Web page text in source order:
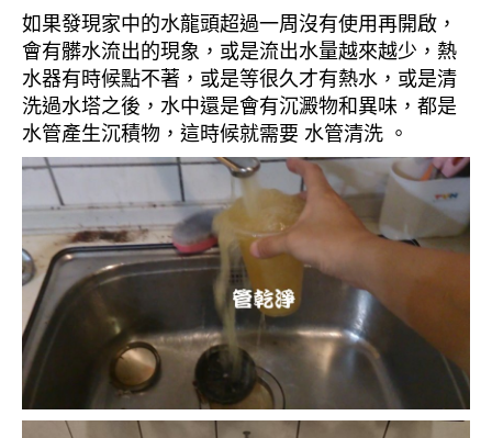
如果發現家中的水龍頭超過一周沒有使用再開啟，
會有髒水流出的現象，或是流出水量越來越少，熱
水器有時候點不著，或是等很久才有熱水，或是清
洗過水塔之後，水中還是會有沉澱物和異味，都是
水管產生沉積物，這時候就需要 水管清洗 。